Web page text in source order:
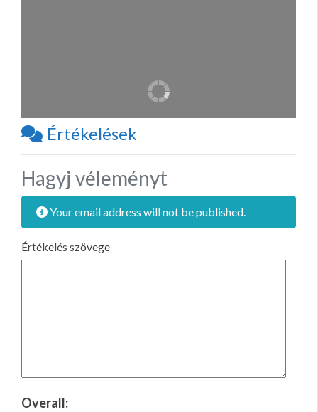
Értékelések
Hagyj véleményt
Your email address will not be published.
Értékelés szövege
Overall: